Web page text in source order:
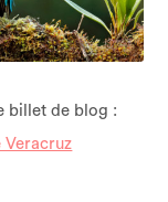
billet de blog :
Veracruz